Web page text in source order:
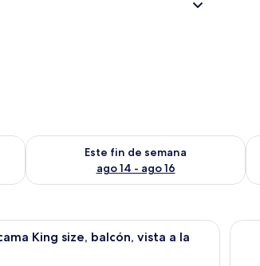
ago 9 - ago 10
Este fin de semana
ago 14 - ago 16
Consulta la disponibilidad para este fin
Un dormitorio con dos camas, un
King size, balcón, vista a la